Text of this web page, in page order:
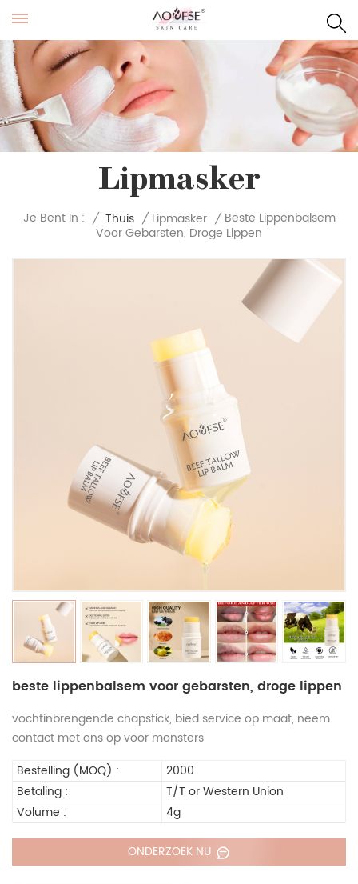
Lipmasker
Je Bent In : / Thuis / Lipmasker / Beste Lippenbalsem
Voor Gebarsten, Droge Lippen
beste lippenbalsem voor gebarsten, droge lippen
vochtinbrengende chapstick, bied service op maat, neem
contact met ons op voor monsters
Bestelling (MOQ) :
2000
Betaling :
T/T or Western Union
Volume :
4g
ONDERZOEK NU